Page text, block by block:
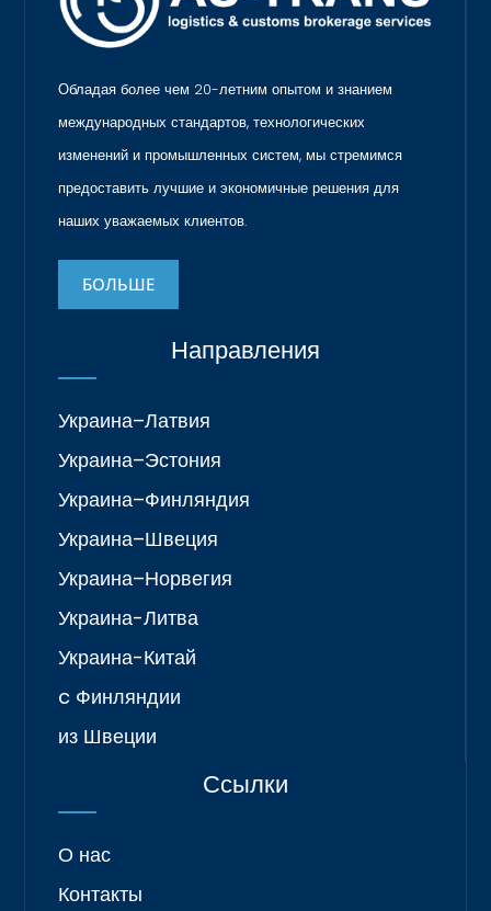
Обладая более чем 20-летним опытом и знанием
международных стандартов, технологических
изменений и промышленных систем, мы стремимся
предоставить лучшие и экономичные решения для
наших уважаемых клиентов.
БОЛЬШЕ
Направления
Украина–Латвия
Украина–Эстония
Украина–Финляндия
Украина–Швеция
Украина–Норвегия
Украина-Литва
Украина-Китай
c Финляндии
из Швеции
Ссылки
О нас
Контакты